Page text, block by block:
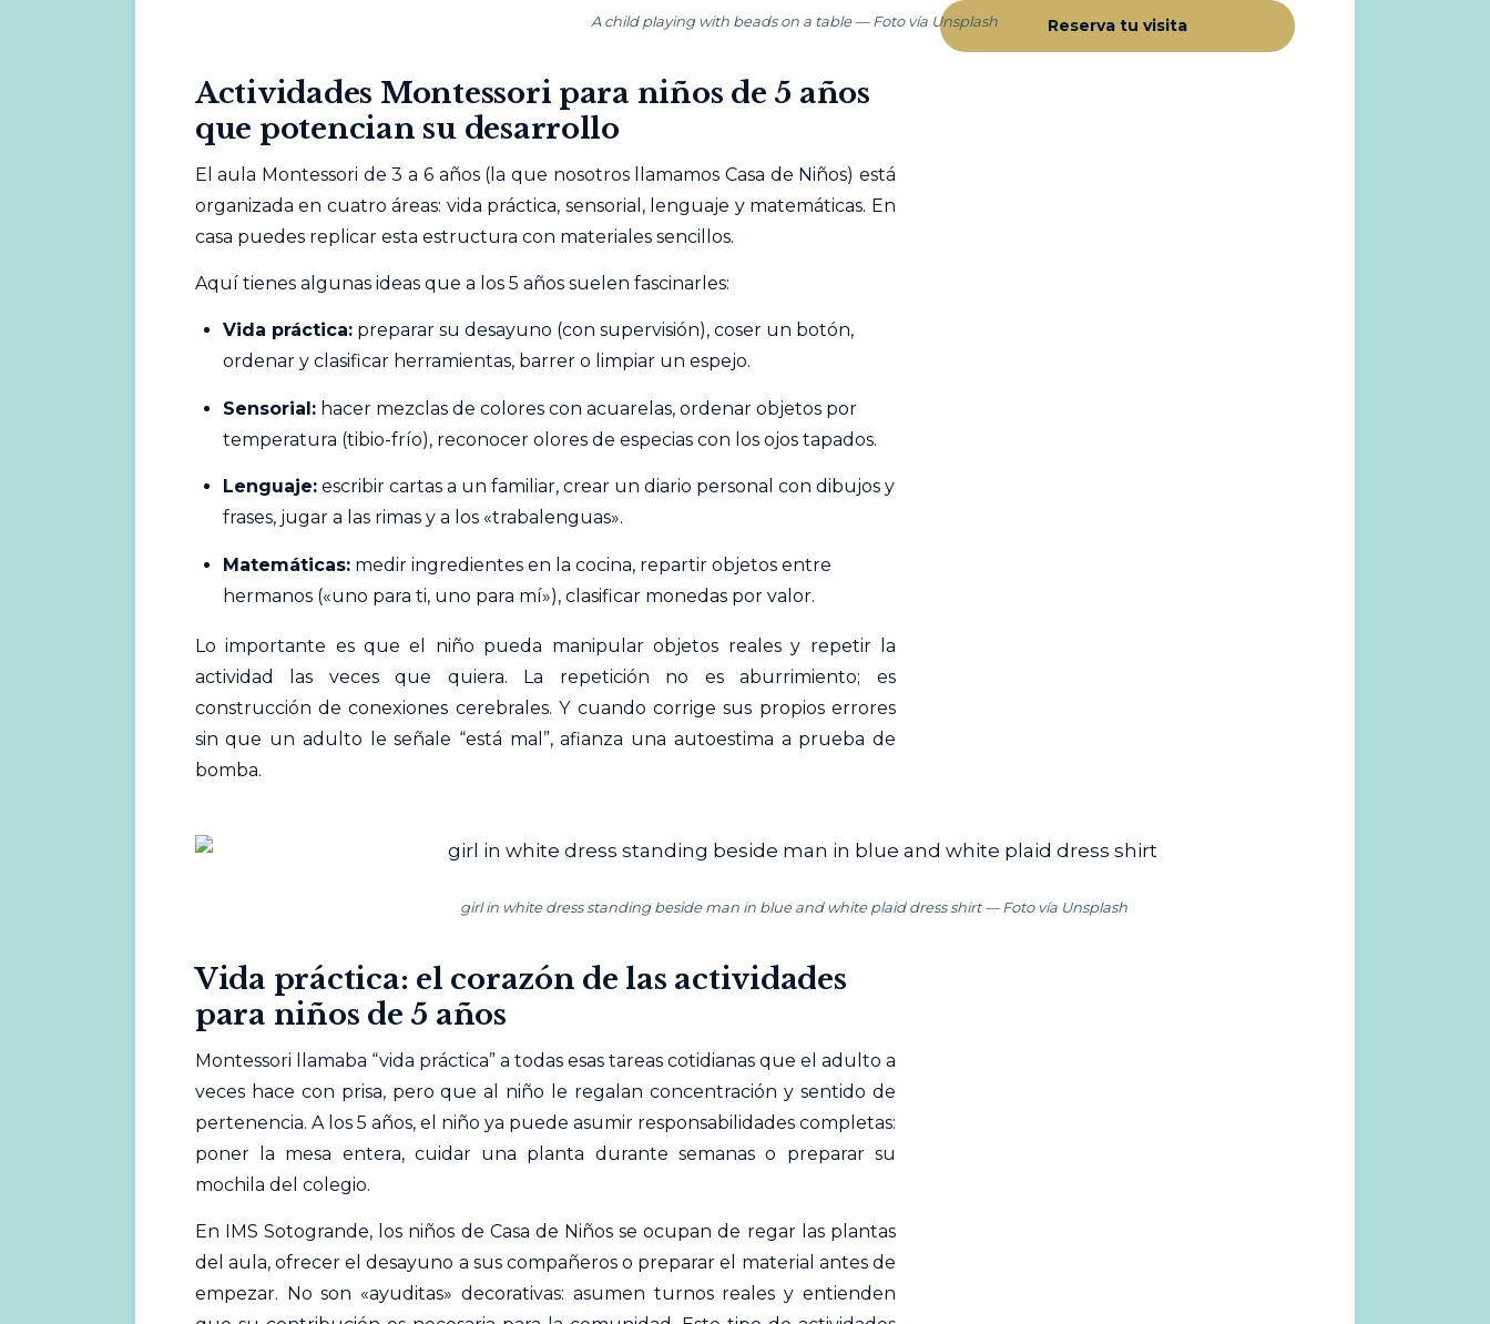
A child playing with beads on a table — Foto vía Unsplash
Actividades Montessori para niños de 5 años
que potencian su desarrollo
El aula Montessori de 3 a 6 años (la que nosotros llamamos Casa de Niños) está
organizada en cuatro áreas: vida práctica, sensorial, lenguaje y matemáticas. En
casa puedes replicar esta estructura con materiales sencillos.
Aquí tienes algunas ideas que a los 5 años suelen fascinarles:
Vida práctica: preparar su desayuno (con supervisión), coser un botón,
ordenar y clasificar herramientas, barrer o limpiar un espejo.
Sensorial: hacer mezclas de colores con acuarelas, ordenar objetos por
temperatura (tibio-frío), reconocer olores de especias con los ojos tapados.
Lenguaje: escribir cartas a un familiar, crear un diario personal con dibujos y
frases, jugar a las rimas y a los «trabalenguas».
Matemáticas: medir ingredientes en la cocina, repartir objetos entre
hermanos («uno para ti, uno para mí»), clasificar monedas por valor.
Lo importante es que el niño pueda manipular objetos reales y repetir la
actividad las veces que quiera. La repetición no es aburrimiento; es
construcción de conexiones cerebrales. Y cuando corrige sus propios errores
sin que un adulto le señale “está mal”, afianza una autoestima a prueba de
bomba.
girl in white dress standing beside man in blue and white plaid dress shirt — Foto vía Unsplash
Vida práctica: el corazón de las actividades
para niños de 5 años
Montessori llamaba “vida práctica” a todas esas tareas cotidianas que el adulto a
veces hace con prisa, pero que al niño le regalan concentración y sentido de
pertenencia. A los 5 años, el niño ya puede asumir responsabilidades completas:
poner la mesa entera, cuidar una planta durante semanas o preparar su
mochila del colegio.
En IMS Sotogrande, los niños de Casa de Niños se ocupan de regar las plantas
del aula, ofrecer el desayuno a sus compañeros o preparar el material antes de
empezar. No son «ayuditas» decorativas: asumen turnos reales y entienden
Reserva tu visita